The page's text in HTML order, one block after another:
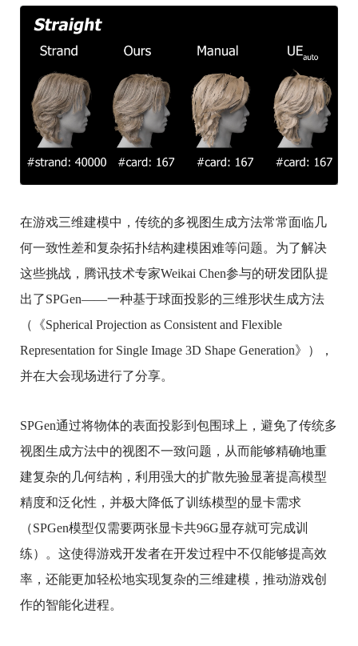
在游戏三维建模中，传统的多视图生成方法常常面临几
何一致性差和复杂拓扑结构建模困难等问题。为了解决
这些挑战，腾讯技术专家Weikai Chen参与的研发团队提
出了SPGen——一种基于球面投影的三维形状生成方法
（《Spherical Projection as Consistent and Flexible
Representation for Single Image 3D Shape Generation》），
并在大会现场进行了分享。
SPGen通过将物体的表面投影到包围球上，避免了传统多
视图生成方法中的视图不一致问题，从而能够精确地重
建复杂的几何结构，利用强大的扩散先验显著提高模型
精度和泛化性，并极大降低了训练模型的显卡需求
（SPGen模型仅需要两张显卡共96G显存就可完成训
练）。这使得游戏开发者在开发过程中不仅能够提高效
率，还能更加轻松地实现复杂的三维建模，推动游戏创
作的智能化进程。